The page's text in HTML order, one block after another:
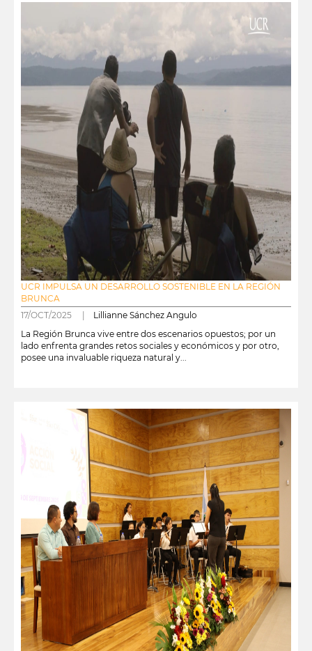
UCR IMPULSA UN DESARROLLO SOSTENIBLE EN LA REGIÓN
BRUNCA
17/OCT/2025 | Lillianne Sánchez Angulo
La Región Brunca vive entre dos escenarios opuestos; por un
lado enfrenta grandes retos sociales y económicos y por otro,
posee una invaluable riqueza natural y...